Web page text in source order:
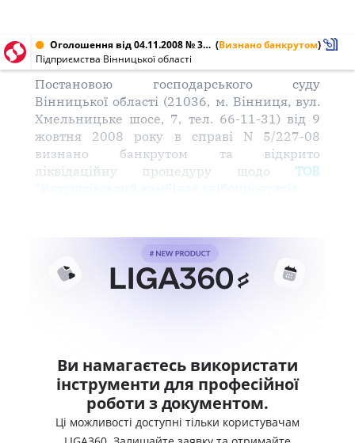
Оголошення від 04.11.2008 № 32938843, 33143053 (Визнано банкрутом)
Підприємства Вінницької області
Постановою господарського суду
Вінницької області (21036, м. Вінниця, вул.
Хмельницьке шосе, 7, тел. 66-11-31) від 9
жовтня 2008 року в справі N 5/227-08
визнано банкрутом та відкрито
ліквідаційну процедуру щодо ТОВ
Ви намагаєтесь використати
інструменти для професійної
роботи з документом.
Ці можливості доступні тільки користувачам